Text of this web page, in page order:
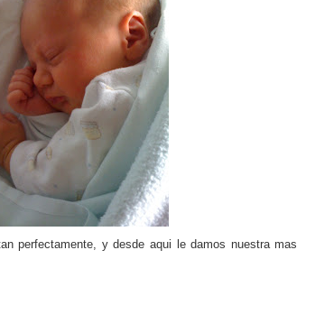
perfectamente, y desde aqui le damos nuestra mas